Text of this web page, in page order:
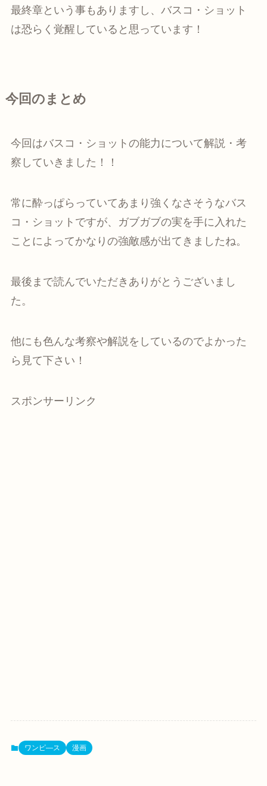
最終章という事もありますし、バスコ・ショット
は恐らく覚醒していると思っています！
今回のまとめ
今回はバスコ・ショットの能力について解説・考
察していきました！！
常に酔っぱらっていてあまり強くなさそうなバス
コ・ショットですが、ガブガブの実を手に入れた
ことによってかなりの強敵感が出てきましたね。
最後まで読んでいただきありがとうございまし
た。
他にも色んな考察や解説をしているのでよかった
ら見て下さい！
スポンサーリンク
ワンピ―ス 漫画